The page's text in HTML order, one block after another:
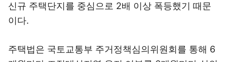
신규 주택단지를 중심으로 2배 이상 폭등했기 때문
이다.
주택법은 국토교통부 주거정책심의위원회를 통해 6